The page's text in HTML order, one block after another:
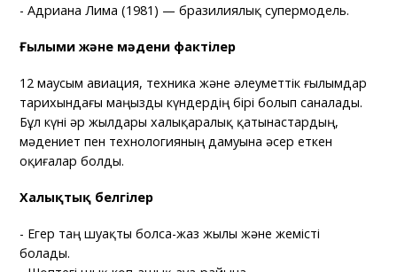
- Адриана Лима (1981) — бразилиялық супермодель.
Ғылыми және мәдени фактілер
12 маусым авиация, техника және әлеуметтік ғылымдар
тарихындағы маңызды күндердің бірі болып саналады.
Бұл күні әр жылдары халықаралық қатынастардың,
мәдениет пен технологияның дамуына әсер еткен
оқиғалар болды.
Халықтық белгілер
- Егер таң шуақты болса-жаз жылы және жемісті
болады.